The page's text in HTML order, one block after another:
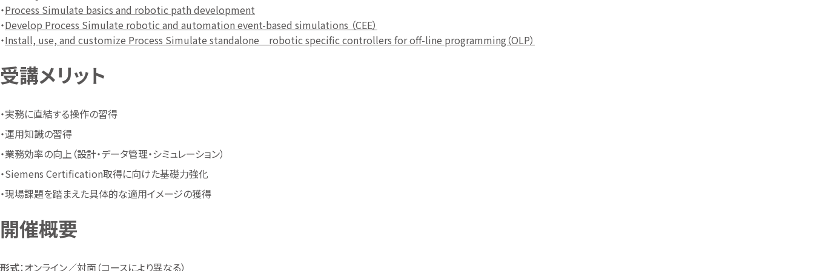
・Process Simulate basics and robotic path development
・Develop Process Simulate robotic and automation event-based simulations （CEE）
・Install, use, and customize Process Simulate standalone robotic specific controllers for off-line programming（OLP）
受講メリット
・実務に直結する操作の習得
・運用知識の習得
・業務効率の向上（設計・データ管理・シミュレーション）
・Siemens Certification取得に向けた基礎力強化
・現場課題を踏まえた具体的な適用イメージの獲得
開催概要
形式：オンライン／対面（コースにより異なる）